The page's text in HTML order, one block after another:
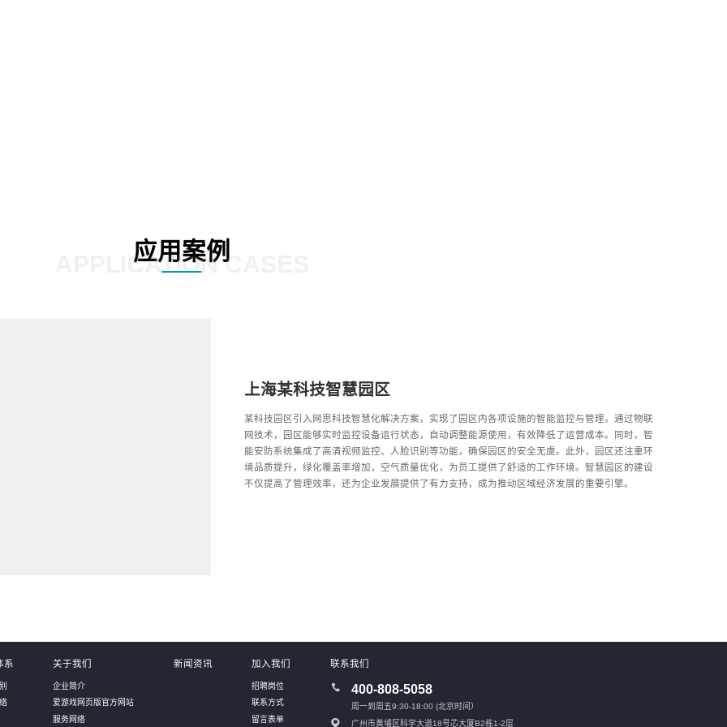
应用案例
APPLICATION CASES
上海某科技智慧园区
某科技园区引入网思科技智慧化解决方案，实现了园区内各项设施的智能监控与管理。通过物联
网技术，园区能够实时监控设备运行状态，自动调整能源使用，有效降低了运营成本。同时，智
能安防系统集成了高清视频监控、人脸识别等功能，确保园区的安全无虞。此外，园区还注重环
境品质提升，绿化覆盖率增加，空气质量优化，为员工提供了舒适的工作环境。智慧园区的建设
不仅提高了管理效率，还为企业发展提供了有力支持，成为推动区域经济发展的重要引擎。
系 关于我们
企业简介
爱游戏网页版官方网站
服务网络
新闻资讯 加入我们
招聘岗位
联系方式
留言表单
联系我们
400-808-5058
周一到周五9:30-18:00 (北京时间）
广州市黄埔区科学大道18号芯大厦B2栋1-2层